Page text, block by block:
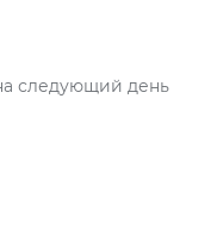
следующий день